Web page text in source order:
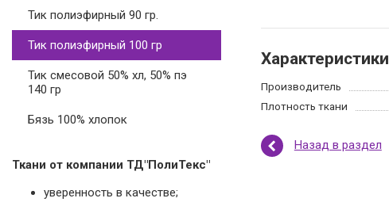
Тик полиэфирный 90 гр.
Тик полиэфирный 100 гр
Тик смесовой 50% хл, 50% пэ
140 гр
Бязь 100% хлопок
Ткани от компании ТД"ПолиТекс"
уверенность в качестве;
Характеристики
Производитель
Плотность ткани
Назад в раздел